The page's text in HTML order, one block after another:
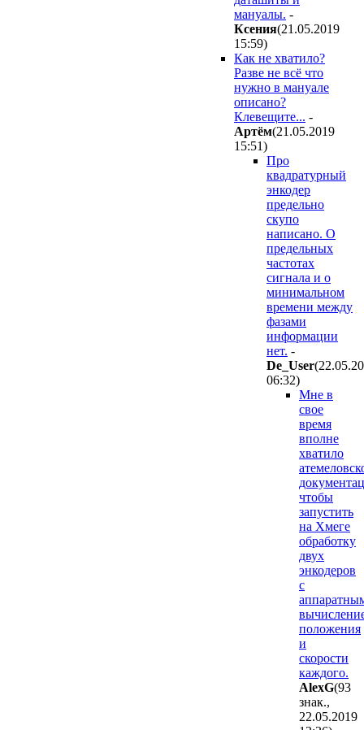
мануалы. -
Ксения(21.05.2019
15:59)
Как не хватило?
Разве не всё что
нужно в мануале
описано?
Клевещите... -
Apтём(21.05.2019
15:51)
Про
квадратурный
энкодер
предельно
скупо
написано. О
предельных
частотах
сигнала и о
минимальном
времени между
фазами
информации
нет. -
De_User
06:32)
Мне в
свое
время
вполне
хватило
чтобы
запустить
на Хмеге
обработку
двух
энкодеров
с
положения
и
скорости
каждого.
AlexG(93
знак.,
22.05.2019